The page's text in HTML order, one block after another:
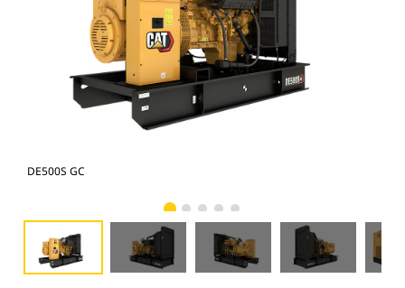
DE500S GC